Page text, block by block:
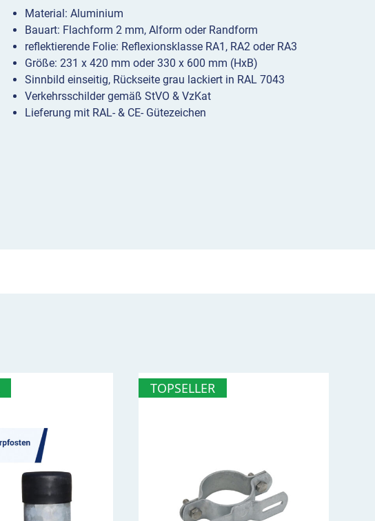
Material: Aluminium
Bauart: Flachform 2 mm, Alform oder Randform
reflektierende Folie: Reflexionsklasse RA1, RA2 oder RA3
Größe: 231 x 420 mm oder 330 x 600 mm (HxB)
Sinnbild einseitig, Rückseite grau lackiert in RAL 7043
Verkehrsschilder gemäß StVO & VzKat
Lieferung mit RAL- & CE- Gütezeichen
TOPSELLER